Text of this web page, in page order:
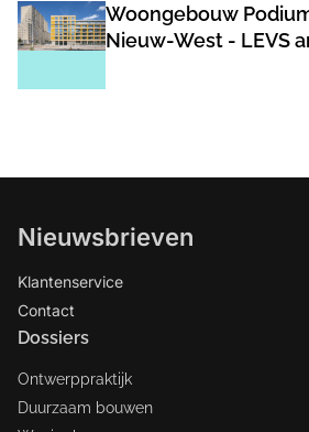
Woongebouw
Nieuw-West - LEVS
Nieuwsbrieven
Klantenservice
Contact
Dossiers
Ontwerppraktijk
Duurzaam bouwen